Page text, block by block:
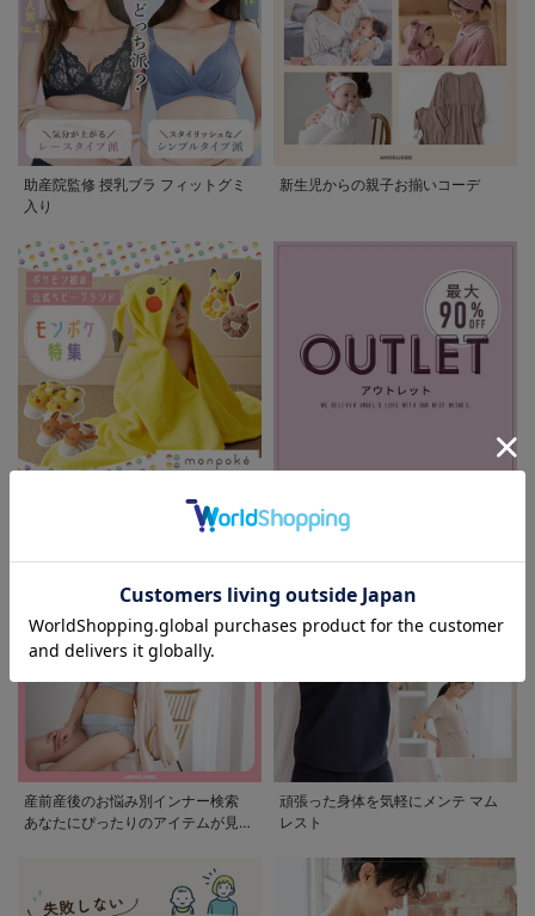
助産院監修 授乳ブラ フィットグミ
入り
新生児からの親子お揃いコーデ
産前産後のお悩み別インナー検索
あなたにぴったりのアイテムが見つ
頑張った身体を気軽にメンテ マム
レスト